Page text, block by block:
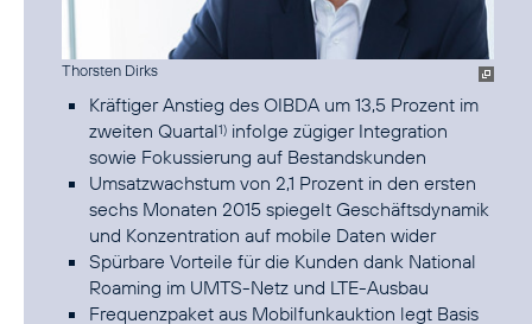
Thorsten Dirks
Kräftiger Anstieg des OIBDA um 13,5 Prozent im
zweiten Quartal1) infolge zügiger Integration
sowie Fokussierung auf Bestandskunden
Umsatzwachstum von 2,1 Prozent in den ersten
sechs Monaten 2015 spiegelt Geschäftsdynamik
und Konzentration auf mobile Daten wider
Spürbare Vorteile für die Kunden dank National
Roaming im UMTS-Netz und LTE-Ausbau
Frequenzpaket aus Mobilfunkauktion legt Basis